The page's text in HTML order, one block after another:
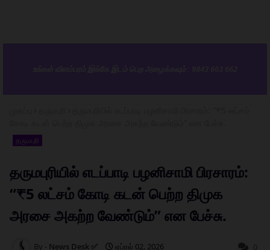
தருமபுரி
தருமபுரியில் எடப்பாடி பழனிசாமி பிரசாரம்:
“₹5 லட்சம் கோடி கடன் பெற்ற திமுக
அரசை அகற்ற வேண்டும்” என பேச்சு.
News Desk ✅ ஏப்ரல் 02, 2026 0